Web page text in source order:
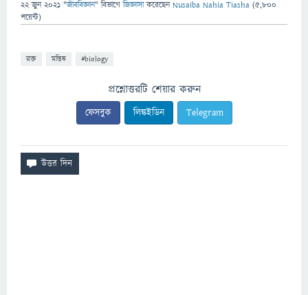
22 জুন 2021 "জীববিজ্ঞান" বিভাগে জিজ্ঞাসাকরেছেনNusaiba Nahia Tiasha (5,800
পয়েন্ট)
রক্ত মস্তিষ্ক #biology
প্রশ্নোত্তরটি শেয়ার করুন
ফেসবুক লিঙ্কইডিন Telegram